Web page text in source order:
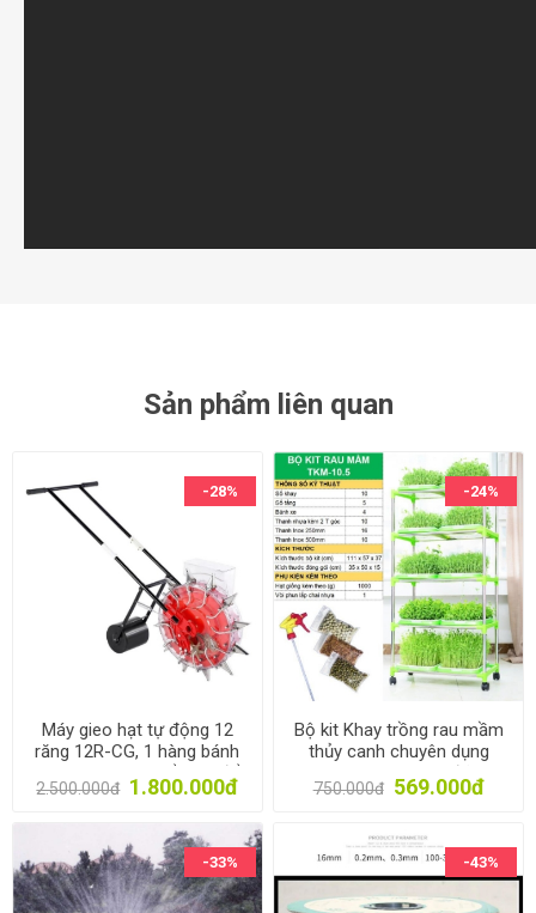
Sản phẩm liên quan
-28%
Máy gieo hạt tự động 12
răng 12R-CG, 1 hàng bánh
lăn 13.5cm, Có thể thay đổi
số miệng
2.500.000đ 1.800.000đ
-24%
Bộ kit Khay trồng rau mầm
thủy canh chuyên dụng
TKM-10.5, Khay, Giá đỡ, Vòi
xịt, Hạt giống
750.000đ 569.000đ
-33% -43%